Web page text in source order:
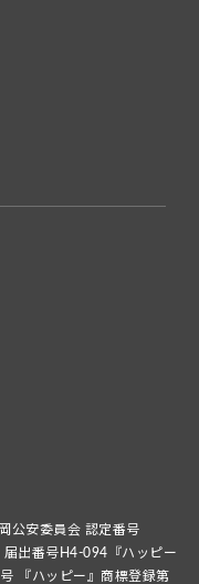
公安委員会 認定番号
出番号H4-094『ハッピー
『ハッピー』商標登録第